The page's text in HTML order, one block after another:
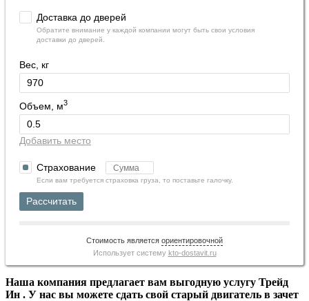
Доставка до дверей
Обратите внимание у каждой компании могут быть свои условия
доставки до дверей.
Вес, кг
Объем, м3
Добавить место
Страхование
Если вам требуется страховка груза, то поставьте галочку.
Рассчитать
Стоимость является ориентировочной
Использует систему kto-dostavit.ru
Наша компания предлагает вам выгодную услугу Трейд
Ин . У нас вы можете сдать свой старый двигатель в зачет